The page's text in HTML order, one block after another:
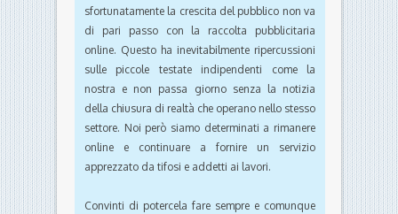
sfortunatamente la crescita del pubblico non va
di pari passo con la raccolta pubblicitaria
online. Questo ha inevitabilmente ripercussioni
sulle piccole testate indipendenti come la
nostra e non passa giorno senza la notizia
della chiusura di realtà che operano nello stesso
settore. Noi però siamo determinati a rimanere
online e continuare a fornire un servizio
apprezzato da tifosi e addetti ai lavori.
Convinti di potercela fare sempre e comunque